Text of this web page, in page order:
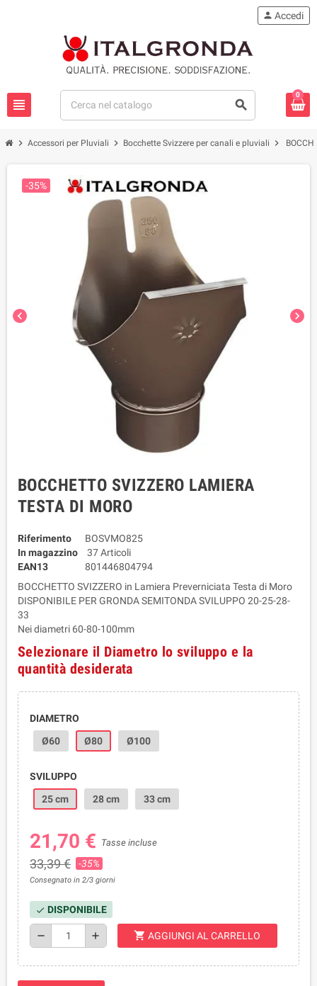
view_headline search
person Accedi
0
chevron_right Accessori per Pluviali chevron_right Bocchette Svizzere per canali e pluviali chevron_right
chevron_left chevron_right
-35%
BOCCHETTO SVIZZERO LAMIERA
TESTA DI MORO
Riferimento
BOSVMO825
In magazzino
37 Articoli
EAN13
801446804794
BOCCHETTO SVIZZERO in Lamiera Preverniciata Testa di Moro
DISPONIBILE PER GRONDA SEMITONDA SVILUPPO 20-25-28-
33
Nei diametri 60-80-100mm
Selezionare il Diametro lo sviluppo e la
quantità desiderata
DIAMETRO
Ø60
Ø80 Ø100
SVILUPPO
25 cm
28 cm 33 cm
21,70 € Tasse incluse
33,39 € -35%
Consegnato in 2/3 giorni
check DISPONIBILE
remove add shopping_cart AGGIUNGI AL CARRELLO